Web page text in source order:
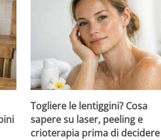
Togliere le lentiggini? Cosa
sapere su laser, peeling e
crioterapia prima di decidere